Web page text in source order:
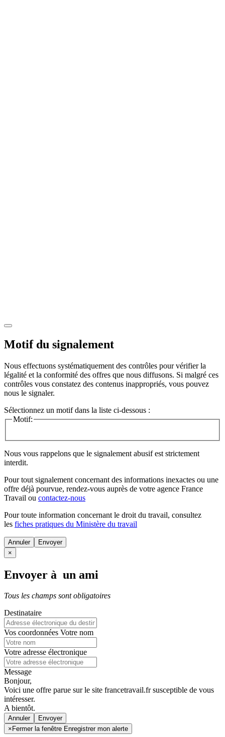
Motif du signalement
Nous effectuons systématiquement des contrôles pour vérifier la
légalité et la conformité des offres que nous diffusons. Si malgré ces
contrôles vous constatez des contenus inappropriés, vous pouvez
nous le signaler.
Sélectionnez un motif dans la liste ci-dessous :
Motif:
Nous vous rappelons que le signalement abusif est strictement
interdit.
Pour tout signalement concernant des informations inexactes ou une
offre déjà pourvue, rendez-vous auprès de votre agence France
Travail ou contactez-nous
Pour toute information concernant le droit du travail, consultez
les fiches pratiques du Ministère du travail
Annuler
×
Envoyer à un ami
Tous les champs sont obligatoires
Destinataire
Vos coordonnées Votre nom
Votre adresse électronique
Message
Bonjour,
Voici une offre parue sur le site francetravail.fr susceptible de vous
intéresser.
A bientôt.
Annuler
× Fermer la fenêtre Enregistrer mon alerte